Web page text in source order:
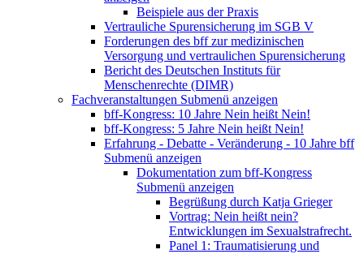
Beispiele aus der Praxis
Vertrauliche Spurensicherung im SGB V
Forderungen des bff zur medizinischen
Versorgung und vertraulichen Spurensicherung
Bericht des Deutschen Instituts für
Menschenrechte (DIMR)
Fachveranstaltungen Submenü anzeigen
bff-Kongress: 10 Jahre Nein heißt Nein!
bff-Kongress: 5 Jahre Nein heißt Nein!
Erfahrung - Debatte - Veränderung - 10 Jahre bff
Submenü anzeigen
Dokumentation zum bff-Kongress
Submenü anzeigen
Begrüßung durch Katja Grieger
Vortrag: Nein heißt nein?
Entwicklungen im Sexualstrafrecht.
Panel 1: Traumatisierung und